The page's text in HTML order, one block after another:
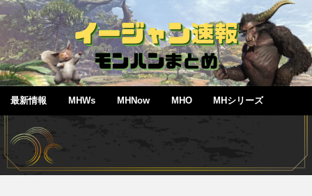
最新情報 MHWs MHNow MHO MHシリーズ